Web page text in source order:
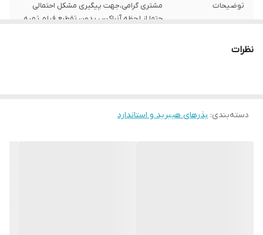
توضیحات
مشتری گرامی،جهت پیگیری مشکل احتمالی
حتما از لحظه آنباکس بدون تقطیع فیلم تهیه
نظرات
دسته‌بندی: بذرهای هیبرید و استاندارد